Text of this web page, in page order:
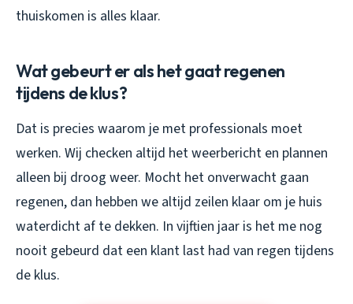
thuiskomen is alles klaar.
Wat gebeurt er als het gaat regenen
tijdens de klus?
Dat is precies waarom je met professionals moet
werken. Wij checken altijd het weerbericht en plannen
alleen bij droog weer. Mocht het onverwacht gaan
regenen, dan hebben we altijd zeilen klaar om je huis
waterdicht af te dekken. In vijftien jaar is het me nog
nooit gebeurd dat een klant last had van regen tijdens
de klus.